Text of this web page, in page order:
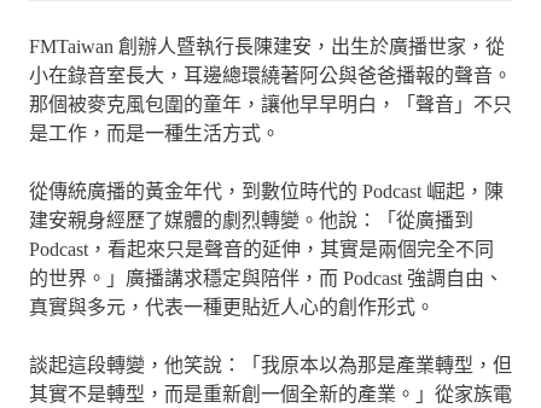
FMTaiwan 創辦人暨執行長陳建安，出生於廣播世家，從
小在錄音室長大，耳邊總環繞著阿公與爸爸播報的聲音。
那個被麥克風包圍的童年，讓他早早明白，「聲音」不只
是工作，而是一種生活方式。
從傳統廣播的黃金年代，到數位時代的 Podcast 崛起，陳
建安親身經歷了媒體的劇烈轉變。他說：「從廣播到
Podcast，看起來只是聲音的延伸，其實是兩個完全不同
的世界。」廣播講求穩定與陪伴，而 Podcast 強調自由、
真實與多元，代表一種更貼近人心的創作形式。
談起這段轉變，他笑說：「我原本以為那是產業轉型，但
其實不是轉型，而是重新創一個全新的產業。」從家族電